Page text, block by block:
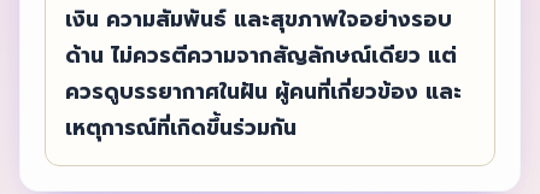
เงิน ความสัมพันธ์ และสุขภาพใจอย่างรอบ
ด้าน ไม่ควรตีความจากสัญลักษณ์เดียว แต่
ควรดูบรรยากาศในฝัน ผู้คนที่เกี่ยวข้อง และ
เหตุการณ์ที่เกิดขึ้นร่วมกัน